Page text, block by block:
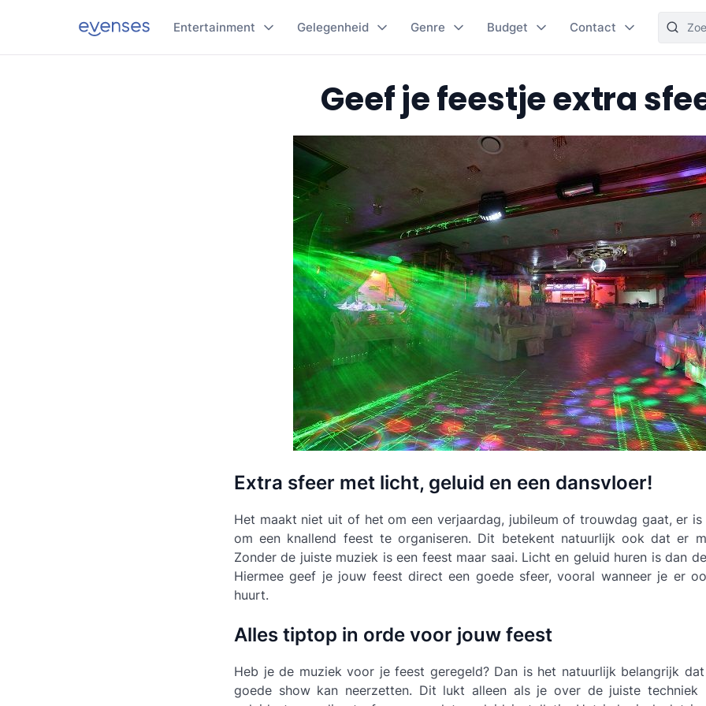
Entertainment Gelegenheid Genre Budget Contact
Geef je feestje extra
Extra sfeer met licht, geluid en een dansvloer!
Het maakt niet uit of het om een verjaardag, jubileum of trouwdag gaat, er
om een knallend feest te organiseren. Dit betekent natuurlijk ook dat er
Zonder de juiste muziek is een feest maar saai. Licht en geluid huren is dan
Hiermee geef je jouw feest direct een goede sfeer, vooral wanneer je er
huurt.
Alles tiptop in orde voor jouw feest
Heb je de muziek voor je feest geregeld? Dan is het natuurlijk belangrijk
goede show kan neerzetten. Dit lukt alleen als je over de juiste techniek